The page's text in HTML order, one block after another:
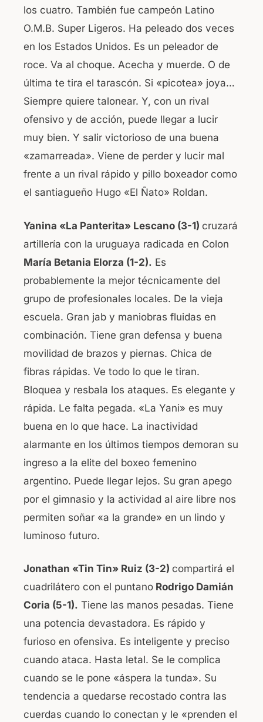
los cuatro. También fue campeón Latino
O.M.B. Super Ligeros. Ha peleado dos veces
en los Estados Unidos. Es un peleador de
roce. Va al choque. Acecha y muerde. O de
última te tira el tarascón. Si «picotea» joya…
Siempre quiere talonear. Y, con un rival
ofensivo y de acción, puede llegar a lucir
muy bien. Y salir victorioso de una buena
«zamarreada». Viene de perder y lucir mal
frente a un rival rápido y pillo boxeador como
el santiagueño Hugo «El Ñato» Roldan.
Yanina «La Panterita» Lescano (3-1) cruzará
artillería con la uruguaya radicada en Colon
María Betania Elorza (1-2). Es
probablemente la mejor técnicamente del
grupo de profesionales locales. De la vieja
escuela. Gran jab y maniobras fluidas en
combinación. Tiene gran defensa y buena
movilidad de brazos y piernas. Chica de
fibras rápidas. Ve todo lo que le tiran.
Bloquea y resbala los ataques. Es elegante y
rápida. Le falta pegada. «La Yani» es muy
buena en lo que hace. La inactividad
alarmante en los últimos tiempos demoran su
ingreso a la elite del boxeo femenino
argentino. Puede llegar lejos. Su gran apego
por el gimnasio y la actividad al aire libre nos
permiten soñar «a la grande» en un lindo y
luminoso futuro.
Jonathan «Tin Tin» Ruiz (3-2) compartirá el
cuadrilátero con el puntano Rodrigo Damián
Coria (5-1). Tiene las manos pesadas. Tiene
una potencia devastadora. Es rápido y
furioso en ofensiva. Es inteligente y preciso
cuando ataca. Hasta letal. Se le complica
cuando se le pone «áspera la tunda». Su
tendencia a quedarse recostado contra las
cuerdas cuando lo conectan y le «prenden el